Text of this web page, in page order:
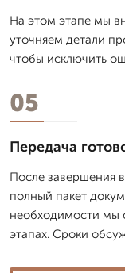
На этом этапе мы
уточняем детали
чтобы исключить
05
Передача
После завершения
полный пакет
необходимости мы
этапах. Сроки